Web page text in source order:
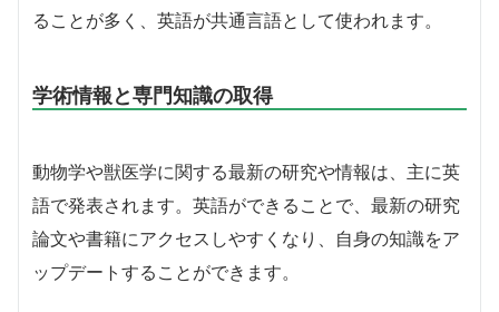
ることが多く、英語が共通言語として使われます。
学術情報と専門知識の取得
動物学や獣医学に関する最新の研究や情報は、主に英
語で発表されます。英語ができることで、最新の研究
論文や書籍にアクセスしやすくなり、自身の知識をア
ップデートすることができます。